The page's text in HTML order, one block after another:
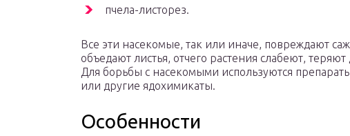
пчела-листорез.
Все эти насекомые, так или иначе, повреждают
объедают листья, отчего растения слабеют,
Для борьбы с насекомыми используются
или другие ядохимикаты.
Особенности